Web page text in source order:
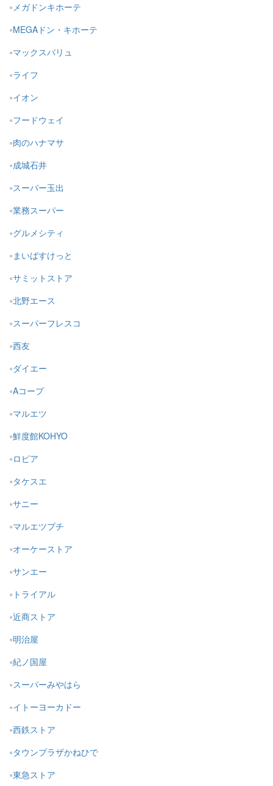
メガドンキホーテ
MEGAドン・キホーテ
マックスバリュ
ライフ
イオン
フードウェイ
肉のハナマサ
成城石井
スーパー玉出
業務スーパー
グルメシティ
まいばすけっと
サミットストア
北野エース
スーパーフレスコ
西友
ダイエー
Aコープ
マルエツ
鮮度館KOHYO
ロピア
タケスエ
サニー
マルエツプチ
オーケーストア
サンエー
トライアル
近商ストア
明治屋
紀ノ国屋
スーパーみやはら
イトーヨーカドー
西鉄ストア
タウンプラザかねひで
東急ストア